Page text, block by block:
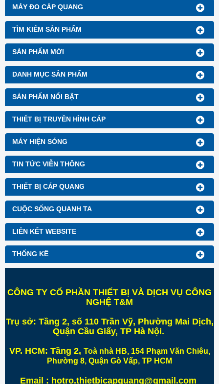
MÁY ĐO CÁP QUANG
TÌM KIẾM SẢN PHẨM
SẢN PHẨM MỚI
DANH MỤC SẢN PHẨM
SẢN PHẨM NỔI BẬT
THIẾT BỊ TRUYỀN HÌNH CÁP
MÁY HIỆN SÓNG
TIN TỨC VIỄN THÔNG
THIẾT BỊ CÁP QUANG
CUỘC SỐNG QUANH TA
LIÊN KẾT WEBSITE
THỐNG KÊ
CÔNG TY CỔ PHẦN THIẾT BỊ VÀ DỊCH VỤ CÔNG
NGHỆ T&M
Trụ sở: Tầng 2, số 110 Trần Vỹ, Phường Mai Dịch,
Quận Cầu Giấy, TP Hà Nội.
VP. HCM: Tầng 2, Toà nhà HB, 154 Phạm Văn Chiêu,
Phường 8, Quận Gò Vấp, TP HCM
Email : hotro.thietbicapquang@gmail.com